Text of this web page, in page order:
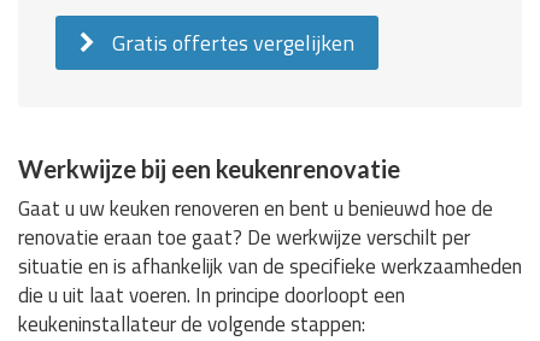
Gratis offertes vergelijken
Werkwijze bij een keukenrenovatie
Gaat u uw keuken renoveren en bent u benieuwd hoe de
renovatie eraan toe gaat? De werkwijze verschilt per
situatie en is afhankelijk van de specifieke werkzaamheden
die u uit laat voeren. In principe doorloopt een
keukeninstallateur de volgende stappen: